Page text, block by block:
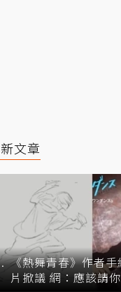
文章
《熱舞青春》作者
片掀議 網：應該請